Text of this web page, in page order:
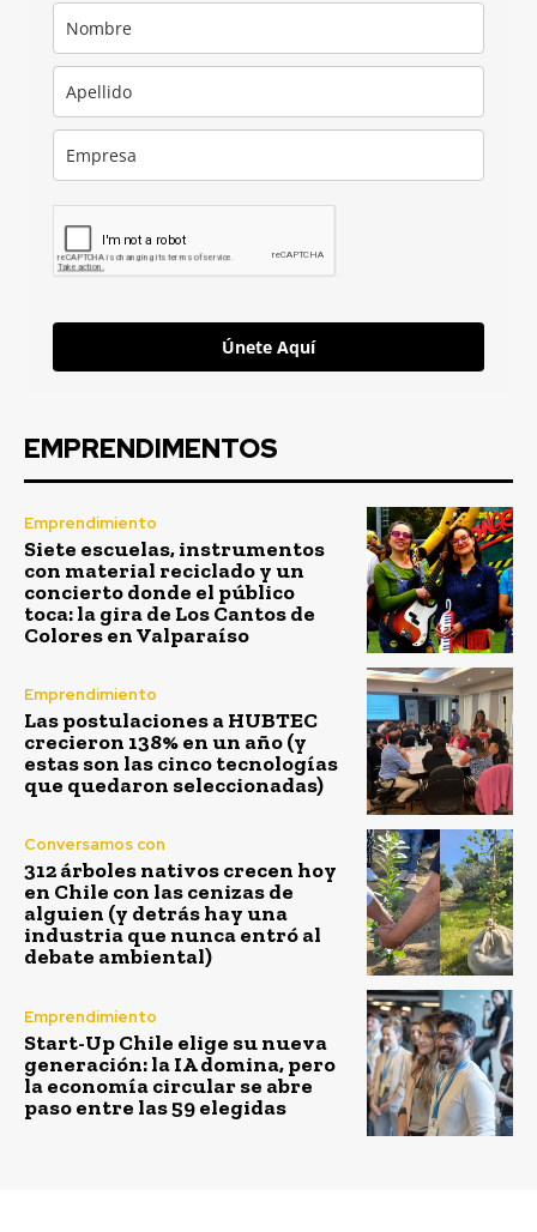
Únete Aquí
EMPRENDIMENTOS
Emprendimiento
Siete escuelas, instrumentos
con material reciclado y un
concierto donde el público
toca: la gira de Los Cantos de
Colores en Valparaíso
Emprendimiento
Las postulaciones a HUBTEC
crecieron 138% en un año (y
estas son las cinco tecnologías
que quedaron seleccionadas)
Conversamos con
312 árboles nativos crecen hoy
en Chile con las cenizas de
alguien (y detrás hay una
industria que nunca entró al
debate ambiental)
Emprendimiento
Start-Up Chile elige su nueva
generación: la IA domina, pero
la economía circular se abre
paso entre las 59 elegidas